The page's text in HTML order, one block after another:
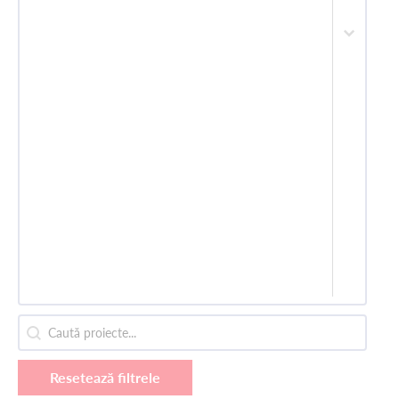
Caută proiecte
Search content
Resetează filtrele